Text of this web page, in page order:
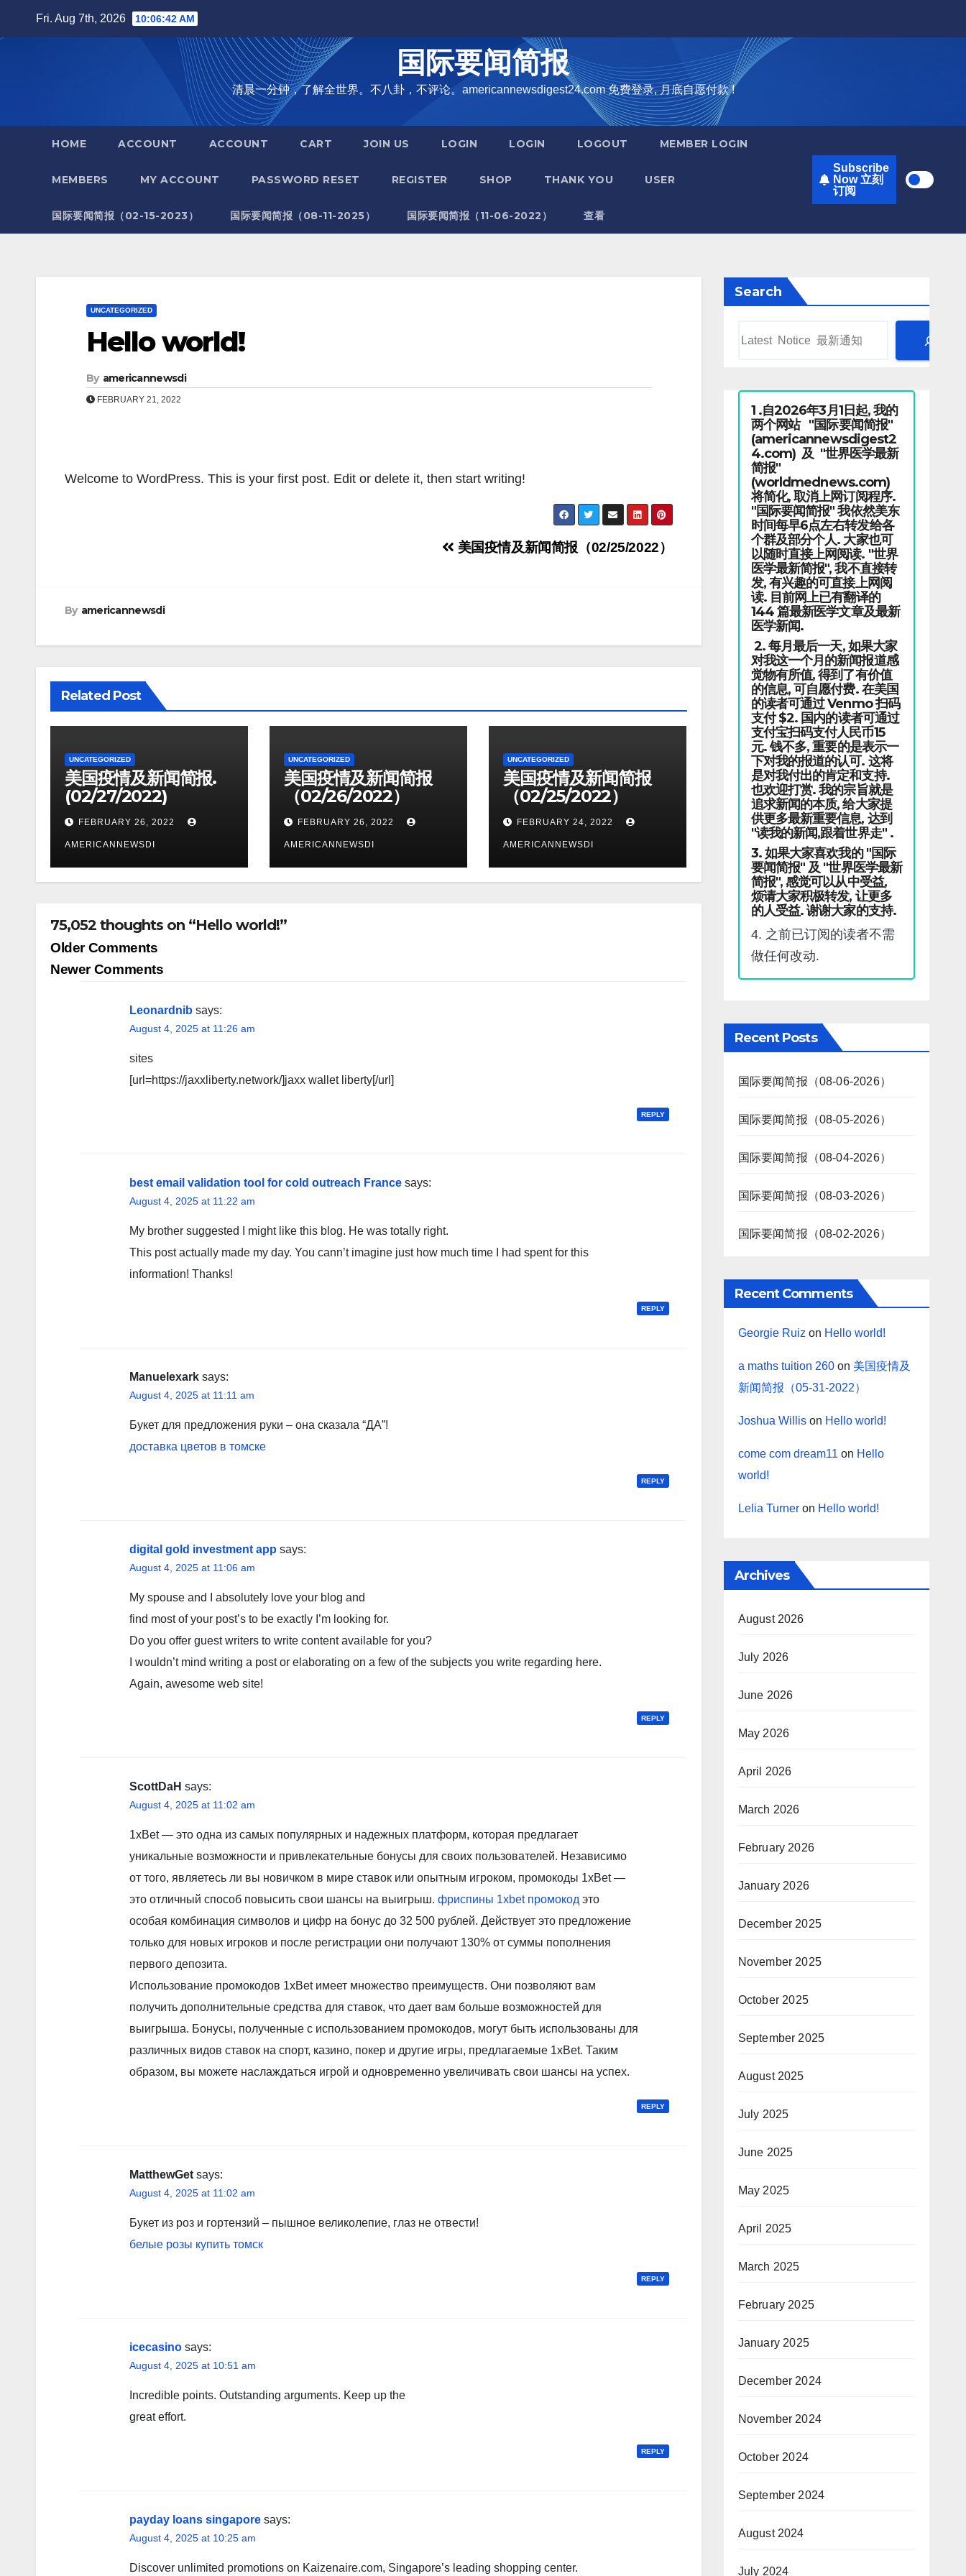
Fri. Aug 7th, 2026 10:06:43 AM
国际要闻简报
清晨一分钟，了解全世界。不八卦，不评论。americannewsdigest24.com 免费登录, 月底自愿付款 !
HOME ACCOUNT ACCOUNT CART JOIN US LOGIN LOGIN LOGOUT MEMBER LOGIN
MEMBERS MY ACCOUNT PASSWORD RESET REGISTER SHOP THANK YOU USER
国际要闻简报（02-15-2023） 国际要闻简报（08-11-2025） 国际要闻简报（11-06-2022） 查看
Subscribe
Now 立刻
订阅
UNCATEGORIZED
Hello world!
By americannewsdi
FEBRUARY 21, 2022
Welcome to WordPress. This is your first post. Edit or delete it, then start writing!
美国疫情及新闻简报（02/25/2022）
By americannewsdi
Related Post
UNCATEGORIZED
美国疫情及新闻简报.
(02/27/2022)
FEBRUARY 26, 2022
AMERICANNEWSDI
UNCATEGORIZED
美国疫情及新闻简报
（02/26/2022）
FEBRUARY 26, 2022
AMERICANNEWSDI
UNCATEGORIZED
美国疫情及新闻简报
（02/25/2022）
FEBRUARY 24, 2022
AMERICANNEWSDI
75,052 thoughts on “Hello world!”
Comment
navigation
Older Comments
Newer Comments
Leonardnib says:
August 4, 2025 at 11:26 am
sites
[url=https://jaxxliberty.network/]jaxx wallet liberty[/url]
REPLY
best email validation tool for cold outreach France says:
August 4, 2025 at 11:22 am
My brother suggested I might like this blog. He was totally right.
This post actually made my day. You cann’t imagine just how much time I had spent for this
information! Thanks!
REPLY
Manuelexark says:
August 4, 2025 at 11:11 am
Букет для предложения руки – она сказала “ДА”!
доставка цветов в томске
REPLY
digital gold investment app says:
August 4, 2025 at 11:06 am
My spouse and I absolutely love your blog and
find most of your post’s to be exactly I’m looking for.
Do you offer guest writers to write content available for you?
I wouldn’t mind writing a post or elaborating on a few of the subjects you write regarding here.
Again, awesome web site!
REPLY
ScottDaH says:
August 4, 2025 at 11:02 am
1xBet — это одна из самых популярных и надежных платформ, которая предлагает
уникальные возможности и привлекательные бонусы для своих пользователей. Независимо
от того, являетесь ли вы новичком в мире ставок или опытным игроком, промокоды 1xBet —
это отличный способ повысить свои шансы на выигрыш. фриспины 1xbet промокод это
особая комбинация символов и цифр на бонус до 32 500 рублей. Действует это предложение
только для новых игроков и после регистрации они получают 130% от суммы пополнения
первого депозита.
Использование промокодов 1xBet имеет множество преимуществ. Они позволяют вам
получить дополнительные средства для ставок, что дает вам больше возможностей для
выигрыша. Бонусы, полученные с использованием промокодов, могут быть использованы для
различных видов ставок на спорт, казино, покер и другие игры, предлагаемые 1xBet. Таким
образом, вы можете наслаждаться игрой и одновременно увеличивать свои шансы на успех.
REPLY
MatthewGet says:
August 4, 2025 at 11:02 am
Букет из роз и гортензий – пышное великолепие, глаз не отвести!
белые розы купить томск
REPLY
icecasino says:
August 4, 2025 at 10:51 am
Incredible points. Outstanding arguments. Keep up the
great effort.
REPLY
payday loans singapore says:
August 4, 2025 at 10:25 am
Discover unlimited promotions οn Kaizenaire.com, Singapore’s leading shopping center.
Search
1 .自2026年3月1日起, 我的
两个网站 "国际要闻简报"
(americannewsdigest2
4.com) 及 "世界医学最新
简报"
(worldmednews.com)
将简化, 取消上网订阅程序.
"国际要闻简报" 我依然美东
时间每早6点左右转发给各
个群及部分个人. 大家也可
以随时直接上网阅读. "世界
医学最新简报", 我不直接转
发, 有兴趣的可直接上网阅
读. 目前网上已有翻译的
144 篇最新医学文章及最新
医学新闻.
2. 每月最后一天, 如果大家
对我这一个月的新闻报道感
觉物有所值, 得到了有价值
的信息, 可自愿付费. 在美国
的读者可通过 Venmo 扫码
支付 $2. 国内的读者可通过
支付宝扫码支付人民币15
元. 钱不多, 重要的是表示一
下对我的报道的认可. 这将
是对我付出的肯定和支持.
也欢迎打赏. 我的宗旨就是
追求新闻的本质, 给大家提
供更多最新重要信息, 达到
"读我的新闻,跟着世界走" .
3. 如果大家喜欢我的 "国际
要闻简报" 及 "世界医学最新
简报", 感觉可以从中受益,
烦请大家积极转发, 让更多
的人受益. 谢谢大家的支持.
4. 之前已订阅的读者不需
做任何改动.
Recent Posts
国际要闻简报（08-06-2026）
国际要闻简报（08-05-2026）
国际要闻简报（08-04-2026）
国际要闻简报（08-03-2026）
国际要闻简报（08-02-2026）
Recent Comments
Georgie Ruiz on Hello world!
a maths tuition 260on 美国疫情及
新闻简报（05-31-2022）
Joshua Willison Hello world!
come com dream11 on Hello
world!
Lelia Turneron Hello world!
Archives
August 2026
July 2026
June 2026
May 2026
April 2026
March 2026
February 2026
January 2026
December 2025
November 2025
October 2025
September 2025
August 2025
July 2025
June 2025
May 2025
April 2025
March 2025
February 2025
January 2025
December 2024
November 2024
October 2024
September 2024
August 2024
July 2024